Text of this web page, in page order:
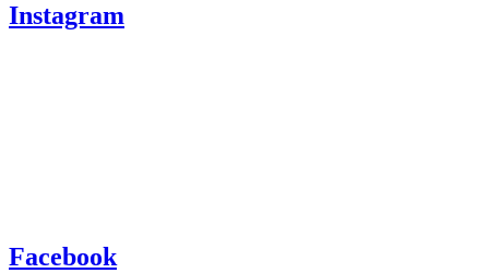
Instagram
Facebook